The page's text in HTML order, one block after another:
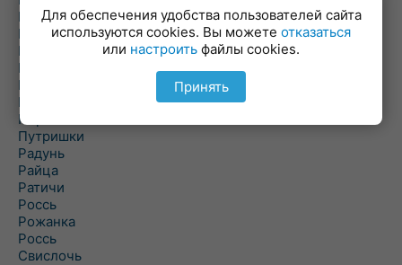
Погородно
Пограничный
Подлабенье
Подольцы
Подороск
Поречье
Порозово
Путришки
Радунь
Райца
Ратичи
Роcсь
Рожанка
Россь
Свислочь
Для обеспечения удобства пользователей сайта
используются cookies. Вы можете отказаться
или настроить файлы cookies.
Принять